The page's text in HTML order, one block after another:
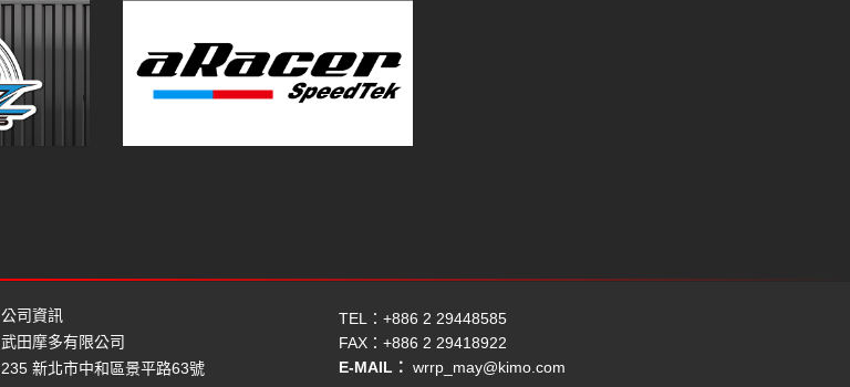
公司資訊
武田摩多有限公司
235 新北市中和區景平路63號
TEL：+886 2 29448585
FAX：+886 2 29418922
E-MAIL： wrrp_may@kimo.com